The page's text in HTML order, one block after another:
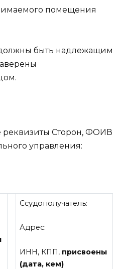
помещения
быть надлежащим
реквизиты Сторон, ФОИВ
управления:
Ссудополучатель:
Адрес:
ИНН, КПП, присвоены
(дата, кем)